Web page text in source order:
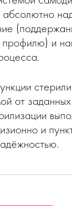
абсолютно
профилю) и
от
и